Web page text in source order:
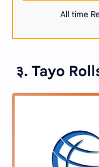
All time
३. Tayo